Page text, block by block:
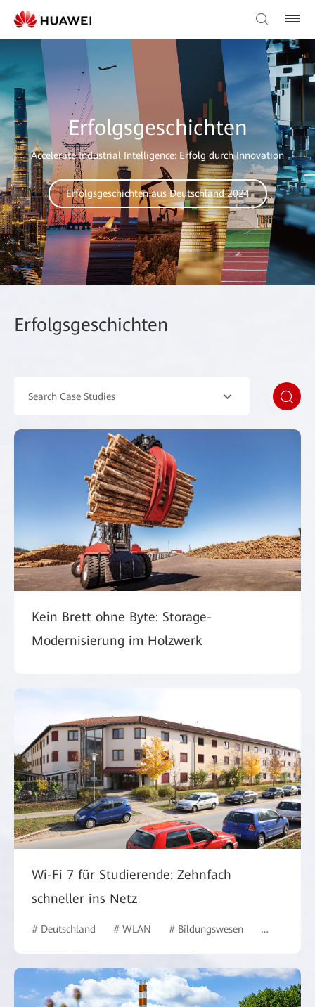
Erfolgsgeschichten
Accelerate Industrial Intelligence: Erfolg durch Innovation
Erfolgsgeschichten aus Deutschland 2024
Erfolgsgeschichten
Search Case Studies
Kein Brett ohne Byte: Storage-
Modernisierung im Holzwerk
Wi-Fi 7 für Studierende: Zehnfach
schneller ins Netz
# Deutschland # WLAN # Bildungswesen #